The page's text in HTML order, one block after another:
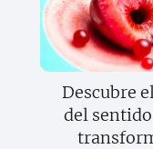
Descubre
del